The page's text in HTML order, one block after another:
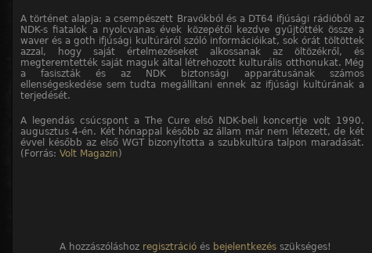
A történet alapja: a csempészett Bravókból és a DT64 ifjúsági rádióból az
NDK-s fiatalok a nyolcvanas évek közepétől kezdve gyűjtötték össze a
waver és a goth ifjúsági kultúráról szóló információikat, sok órát töltöttek
azzal, hogy saját értelmezéseket alkossanak az öltözékről, és
megteremtették saját maguk által létrehozott kulturális otthonukat. Még
a fasiszták és az NDK biztonsági apparátusának számos
ellenségeskedése sem tudta megállítani ennek az ifjúsági kultúrának a
terjedését.
A legendás csúcspont a The Cure első NDK-beli koncertje volt 1990.
augusztus 4-én. Két hónappal később az állam már nem létezett, de két
évvel később az első WGT bizonyÍtotta a szubkultúra talpon maradását.
(Forrás: Volt Magazin)
A hozzászóláshoz regisztrációés bejelentkezésszükséges!